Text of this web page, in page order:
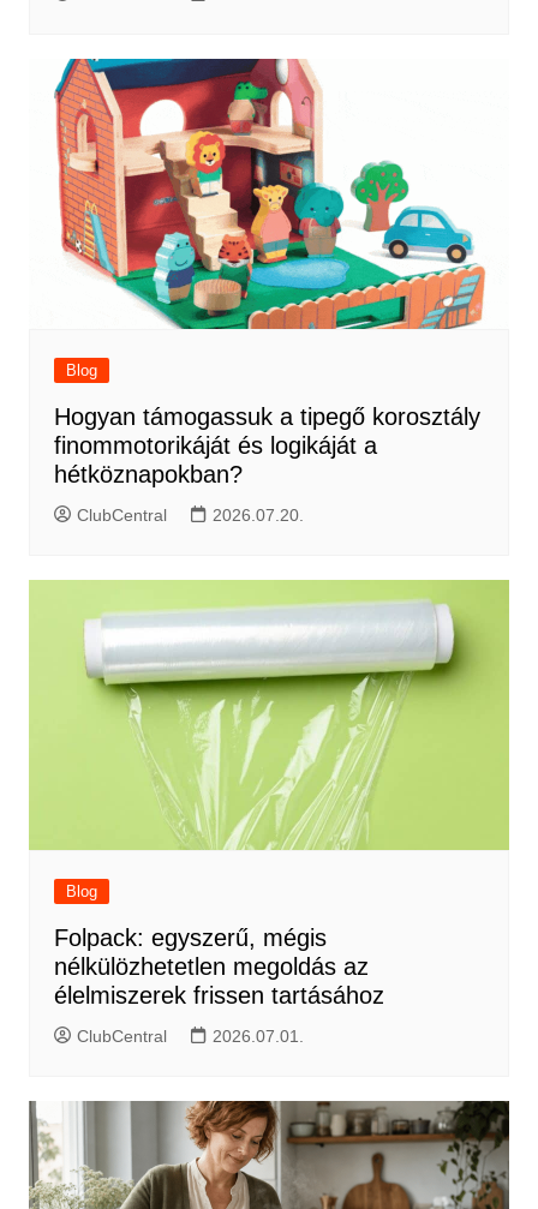
Blog
Hogyan támogassuk a tipegő korosztály
finommotorikáját és logikáját a
hétköznapokban?
ClubCentral 2026.07.20.
Blog
Folpack: egyszerű, mégis
nélkülözhetetlen megoldás az
élelmiszerek frissen tartásához
ClubCentral 2026.07.01.